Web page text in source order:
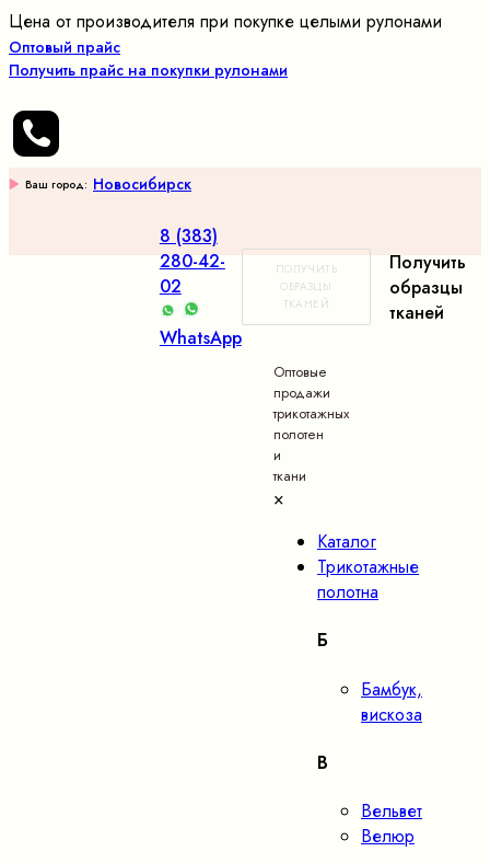
Цена от производителя при покупке целыми рулонами
Оптовый прайс
Получить прайс на покупки рулонами
Ваш город: Новосибирск
8 (383)
280-42-
02
WhatsApp
ПОЛУЧИТЬ
ОБРАЗЦЫ
ТКАНЕЙ
Получить
образцы
тканей
Оптовые
продажи
трикотажных
полотен
и
ткани
×
Каталог
Трикотажные
полотна
Б
Бамбук,
вискоза
В
Вельвет
Велюр